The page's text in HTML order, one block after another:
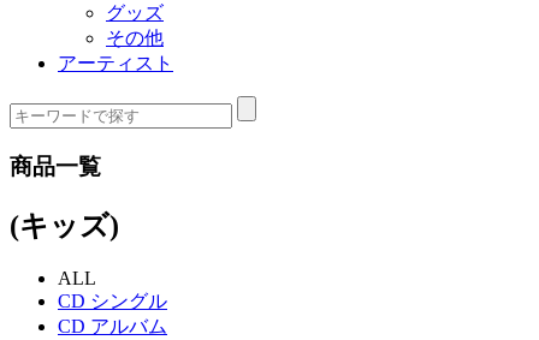
グッズ
その他
アーティスト
商品一覧
(キッズ)
ALL
CD シングル
CD アルバム